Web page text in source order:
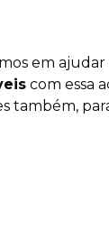
mos em ajudar
com essa
também,